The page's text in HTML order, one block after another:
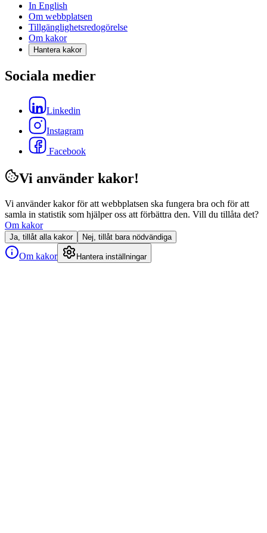
In English
Om webbplatsen
Tillgänglighetsredogörelse
Om kakor
Hantera kakor
Sociala medier
Linkedin
Instagram
Facebook
Vi använder kakor!
Vi använder kakor för att webbplatsen ska fungera bra och för att
samla in statistik som hjälper oss att förbättra den. Vill du tillåta det?
Om kakor
Ja, tillåt alla kakor Nej, tillåt bara nödvändiga
Om kakor Hantera inställningar